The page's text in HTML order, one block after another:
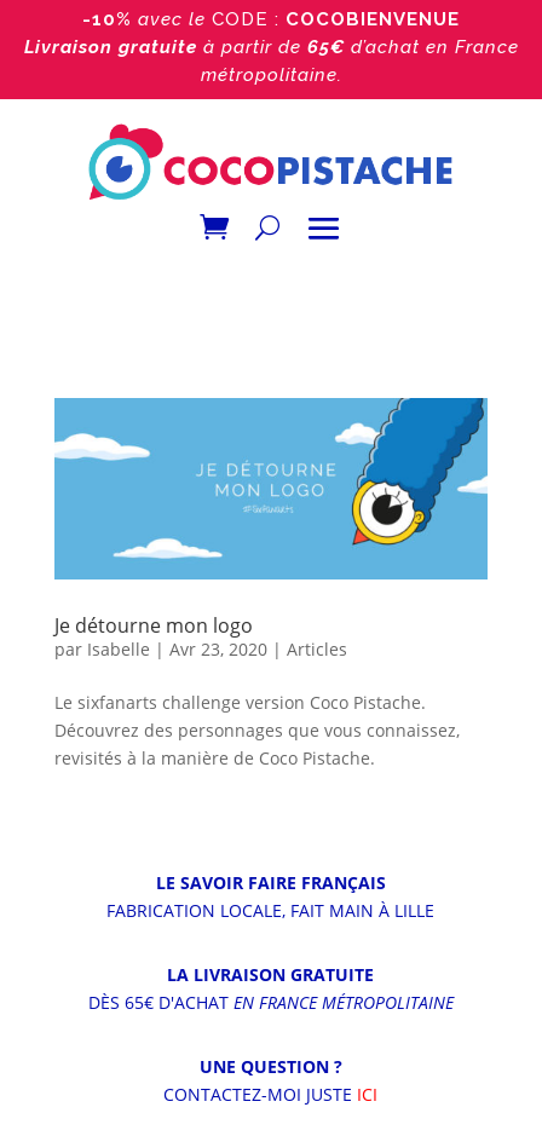
-10% avec le CODE : COCOBIENVENUE
Livraison gratuite à partir de 65€ d’achat en France
métropolitaine.
Je détourne mon logo
par Isabelle | Avr 23, 2020| Articles
Le sixfanarts challenge version Coco Pistache.
Découvrez des personnages que vous connaissez,
revisités à la manière de Coco Pistache.
LE SAVOIR FAIRE FRANÇAIS
FABRICATION LOCALE, FAIT MAIN À LILLE
LA LIVRAISON GRATUITE
DÈS 65€ D'ACHAT EN FRANCE MÉTROPOLITAINE
UNE QUESTION ?
CONTACTEZ-MOI JUSTE ICI